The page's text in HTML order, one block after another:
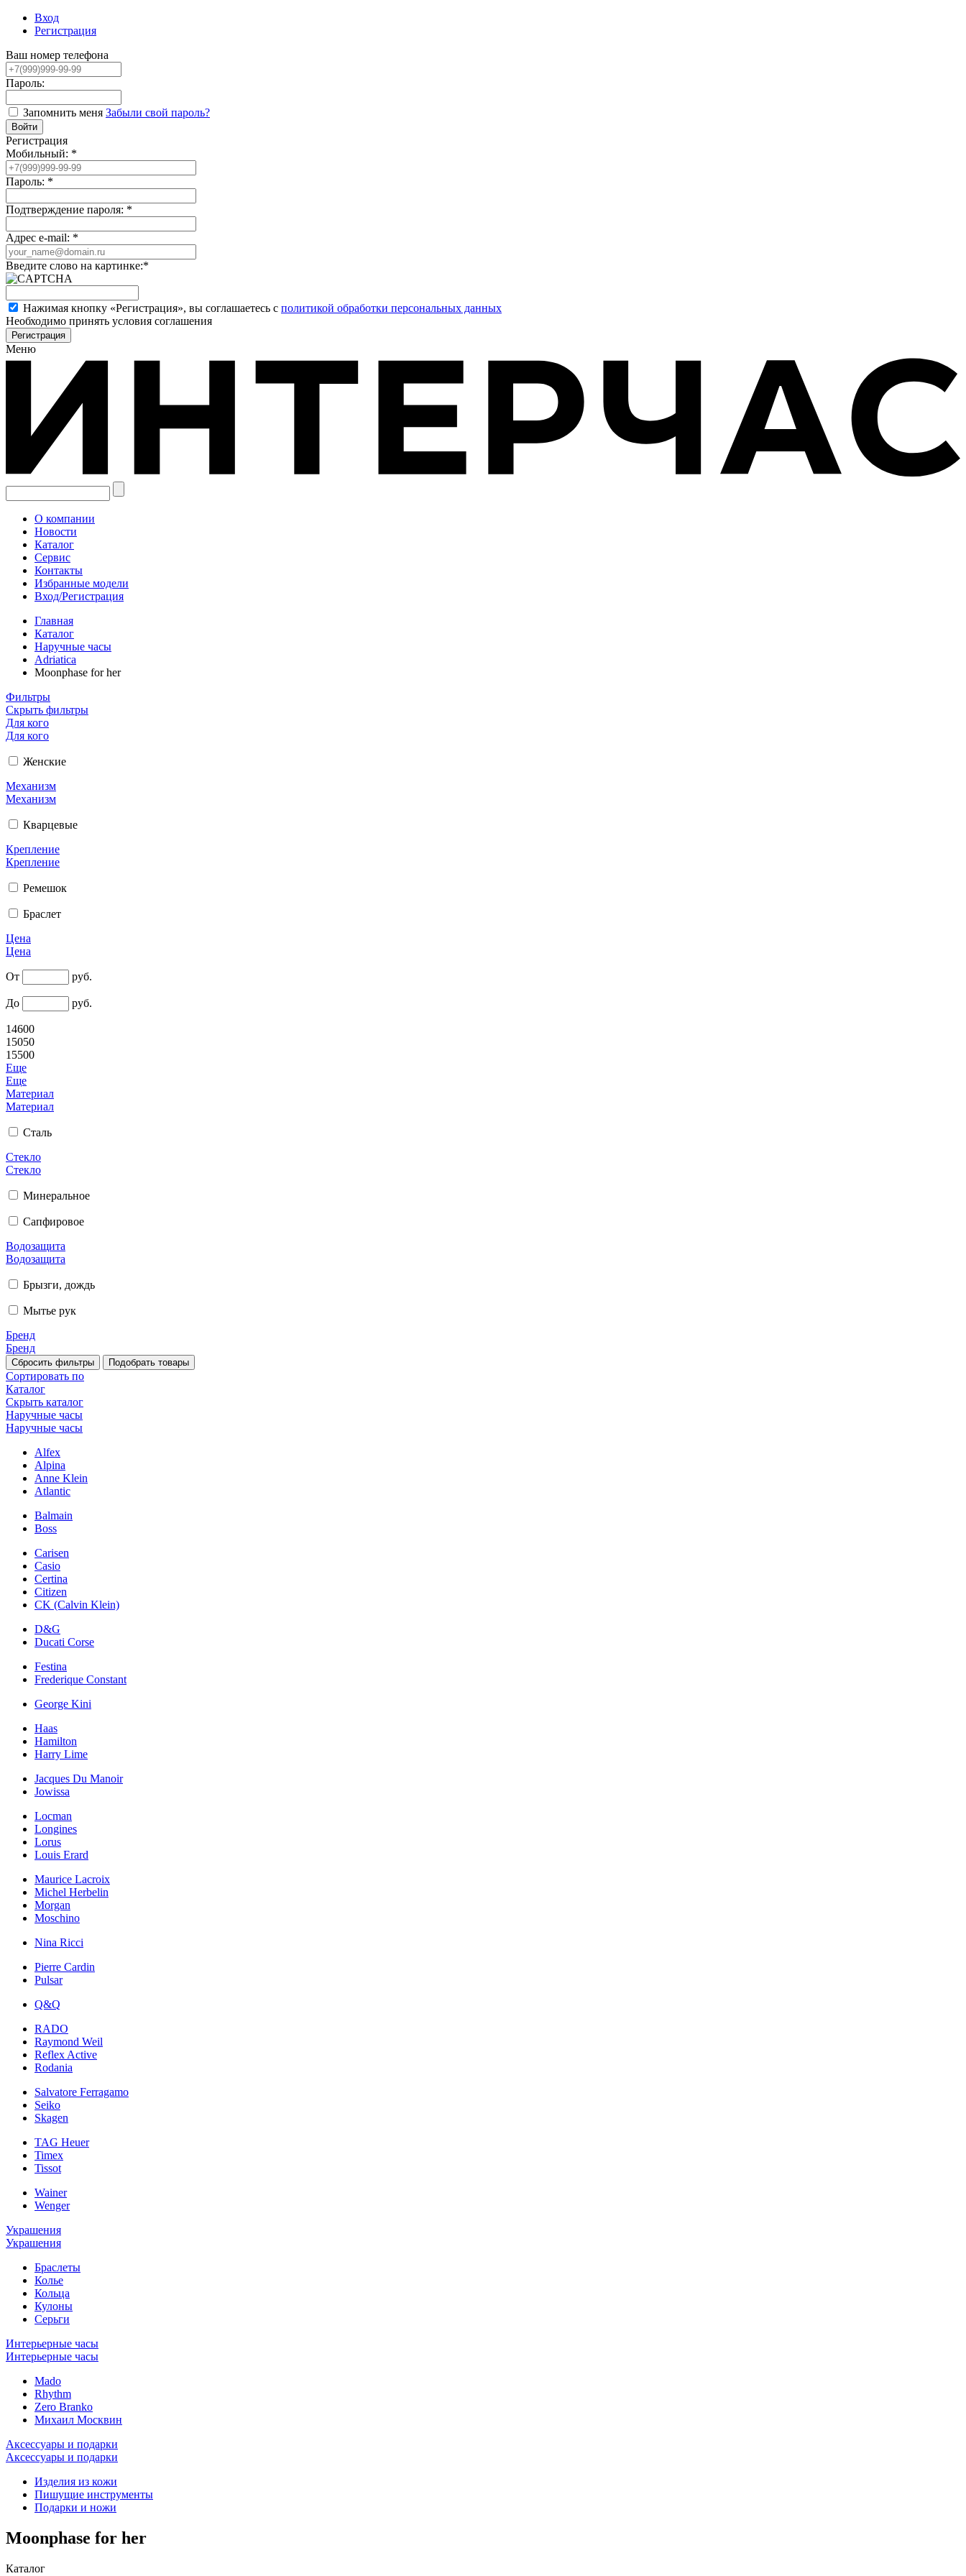
Вход
Регистрация
Ваш номер телефона
Пароль:
Запомнить меня Забыли свой пароль?
Регистрация
Мобильный: *
Пароль: *
Подтверждение пароля: *
Адрес e-mail: *
Введите слово на картинке:*
Нажимая кнопку «Регистрация», вы соглашаетесь с политикой обработки персональных данных
Необходимо принять условия соглашения
Меню
О компании
Новости
Каталог
Сервис
Контакты
Избранные модели
Вход/Регистрация
Главная
Каталог
Наручные часы
Adriatica
Moonphase for her
Фильтры
Скрыть фильтры
Для кого
Для кого
Женские
Механизм
Механизм
Кварцевые
Крепление
Крепление
Ремешок
Браслет
Цена
Цена
От руб.
До руб.
14600
15050
15500
Еще
Еще
Материал
Материал
Сталь
Стекло
Стекло
Минеральное
Сапфировое
Водозащита
Водозащита
Брызги, дождь
Мытье рук
Бренд
Бренд
Сортировать по
Каталог
Скрыть каталог
Наручные часы
Наручные часы
Alfex
Alpina
Anne Klein
Atlantic
Balmain
Boss
Carisen
Casio
Certina
Citizen
CK (Calvin Klein)
D&G
Ducati Corse
Festina
Frederique Constant
George Kini
Haas
Hamilton
Harry Lime
Jacques Du Manoir
Jowissa
Locman
Longines
Lorus
Louis Erard
Maurice Lacroix
Michel Herbelin
Morgan
Moschino
Nina Ricci
Pierre Cardin
Pulsar
Q&Q
RADO
Raymond Weil
Reflex Active
Rodania
Salvatore Ferragamo
Seiko
Skagen
TAG Heuer
Timex
Tissot
Wainer
Wenger
Украшения
Украшения
Браслеты
Колье
Кольца
Кулоны
Серьги
Интерьерные часы
Интерьерные часы
Mado
Rhythm
Zero Branko
Михаил Москвин
Аксессуары и подарки
Аксессуары и подарки
Изделия из кожи
Пишущие инструменты
Подарки и ножи
Moonphase for her
Каталог